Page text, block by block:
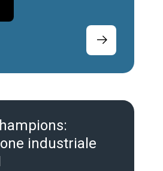
industriale